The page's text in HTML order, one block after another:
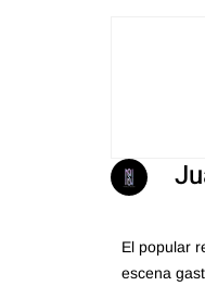
El popular
escena